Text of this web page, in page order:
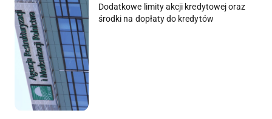
Dodatkowe limity akcji kredytowej oraz
środki na dopłaty do kredytów